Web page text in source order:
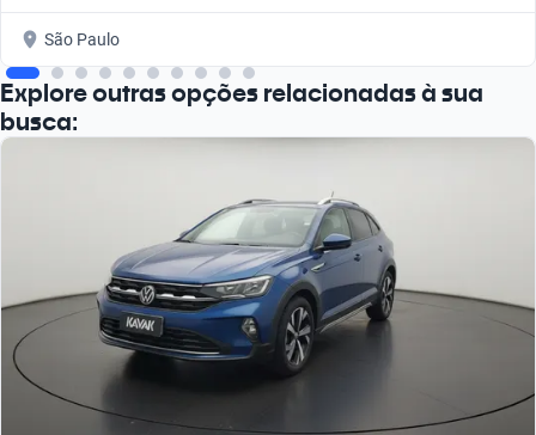
São Paulo
Explore outras opções relacionadas à sua
busca: